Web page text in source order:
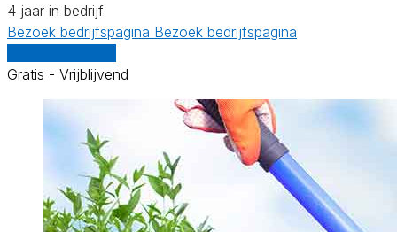
4 jaar in bedrijf
Bezoek bedrijfspagina Bezoek bedrijfspagina
Gratis - Vrijblijvend